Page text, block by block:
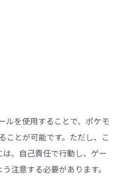
ルを使用することで、ポケモ
ことが可能です。ただし、こ
、自己責任で行動し、ゲー
注意する必要があります。